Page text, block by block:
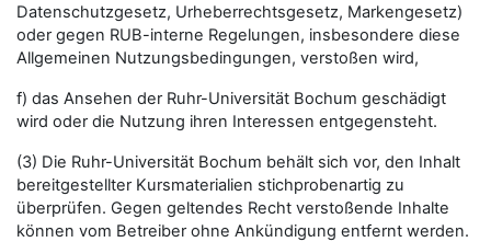
Datenschutzgesetz, Urheberrechtsgesetz, Markengesetz)
oder gegen RUB-interne Regelungen, insbesondere diese
Allgemeinen Nutzungsbedingungen, verstoßen wird,
f) das Ansehen der Ruhr-Universität Bochum geschädigt
wird oder die Nutzung ihren Interessen entgegensteht.
(3) Die Ruhr-Universität Bochum behält sich vor, den Inhalt
bereitgestellter Kursmaterialien stichprobenartig zu
überprüfen. Gegen geltendes Recht verstoßende Inhalte
können vom Betreiber ohne Ankündigung entfernt werden.